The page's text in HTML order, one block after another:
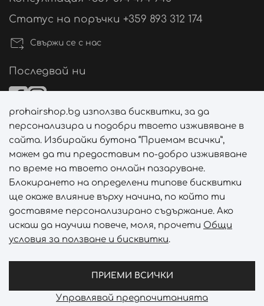
Статус на поръчки +359 893 312 174
Свържи се с нас
Последвай ни
Начини на плащане
Начини на доставка
Отключи ексклузивни отстъпки и лимитирани
Prohair Shop © 2026 - Всички права запазени
prohairshop.bg използва бисквитки, за да
персонализира и подобри твоето изживяване в
сайта. Избирайки бутона “Приемам всички”,
можем да ти предоставим по-добро изживяване
по време на твоето онлайн пазаруване.
Блокирането на определени типове бисквитки
ще окаже влияние върху начина, по който ти
доставяме персонализирано съдържание. Ако
искаш да научиш повече, моля, прочети Общи
условия за ползване и бисквитки.
ПРИЕМИ ВСИЧКИ
Управлявай предпочитанията